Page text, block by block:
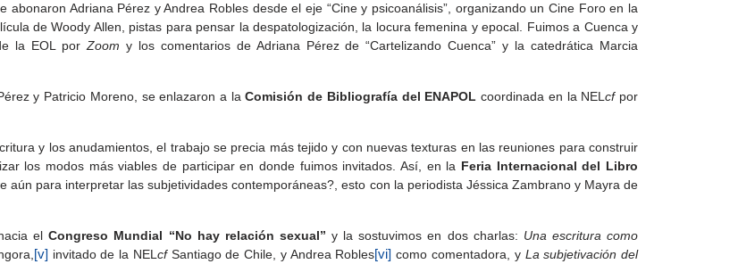
abonaron Adriana Pérez y Andrea Robles desde el eje “Cine y psicoanálisis”, organizando un Cine Foro en la
de Woody Allen, pistas para pensar la despatologización, la locura femenina y epocal. Fuimos a Cuenca y
la EOL porZoom y los comentarios de Adriana Pérez de “Cartelizando Cuenca” y la catedrática Marcia
y Patricio Moreno, se enlazaron a laComisión de Bibliografía del ENAPOL coordinada en la NELcfpor
y los anudamientos, el trabajo se precia más tejido y con nuevas texturas en las reuniones para construir
los modos más viables de participar en donde fuimos invitados. Así, en la Feria Internacional del Libro
aún para interpretar las subjetividades contemporáneas?, esto con la periodista Jéssica Zambrano y Mayra de
elCongreso Mundial “No hay relación sexual” y la sostuvimos en dos charlas: Una escritura como
[v] invitado de la NEL cfSantiago de Chile, y Andrea Robles[vi] como comentadora, y La subjetivación del